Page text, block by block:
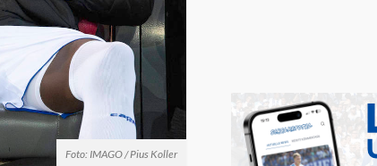
Foto: IMAGO / Pius Koller